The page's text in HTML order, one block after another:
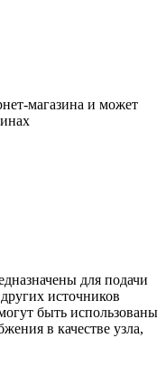
магазина и может
для подачи
источников
быть использованы
в качестве узла,